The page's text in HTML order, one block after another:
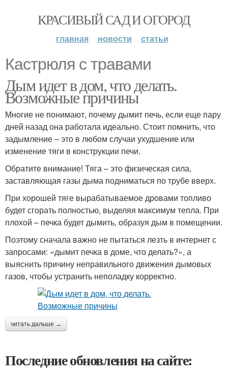
КРАСИВЫЙ САД И ОГОРОД
главная новости статьи
Кастрюля с травами
Дым идет в дом, что делать.
Возможные причины
Многие не понимают, почему дымит печь, если еще пару
дней назад она работала идеально. Стоит помнить, что
задымление – это в любом случаи ухудшение или
изменение тяги в конструкции печи.
Обратите внимание! Тяга – это физическая сила,
заставляющая газы дыма подниматься по трубе вверх.
При хорошей тяге вырабатываемое дровами топливо
будет сгорать полностью, выделяя максимум тепла. При
плохой – печка будет дымить, образуя дым в помещении.
Поэтому сначала важно не пытаться лезть в интернет с
запросами: «дымит печка в доме, что делать?», а
выяснить причину неправильного движения дымовых
газов, чтобы устранить неполадку корректно.
читать дальше →
Последние обновления на сайте: